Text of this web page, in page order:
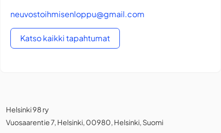
neuvostoihmisenloppu@gmail.com
Katso kaikki tapahtumat
Helsinki 98 ry
Vuosaarentie 7, Helsinki, 00980, Helsinki, Suomi